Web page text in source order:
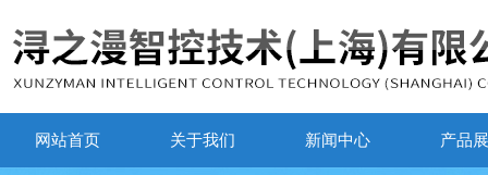
网站首页 关于我们 新闻中心 产品